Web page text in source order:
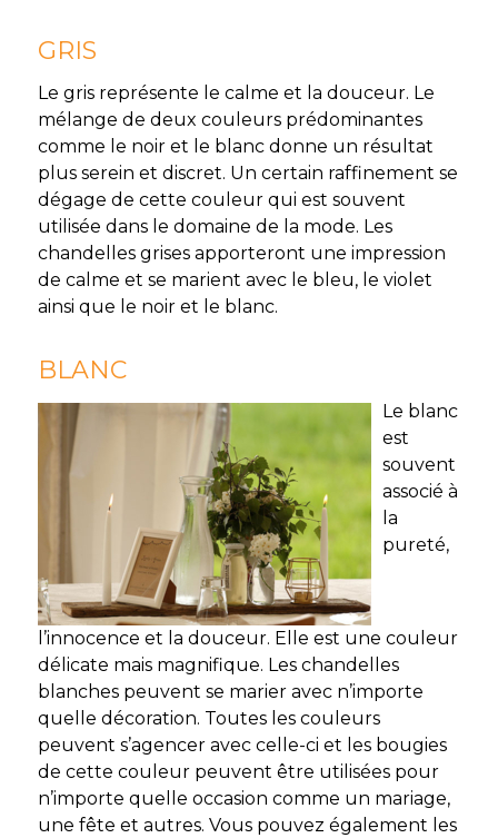
GRIS
Le gris représente le calme et la douceur. Le
mélange de deux couleurs prédominantes
comme le noir et le blanc donne un résultat
plus serein et discret. Un certain raffinement se
dégage de cette couleur qui est souvent
utilisée dans le domaine de la mode. Les
chandelles grises apporteront une impression
de calme et se marient avec le bleu, le violet
ainsi que le noir et le blanc.
BLANC
Le blanc
est
souvent
associé à
la
pureté,
l’innocence et la douceur. Elle est une couleur
délicate mais magnifique. Les chandelles
blanches peuvent se marier avec n’importe
quelle décoration. Toutes les couleurs
peuvent s’agencer avec celle-ci et les bougies
de cette couleur peuvent être utilisées pour
n’importe quelle occasion comme un mariage,
une fête et autres. Vous pouvez également les